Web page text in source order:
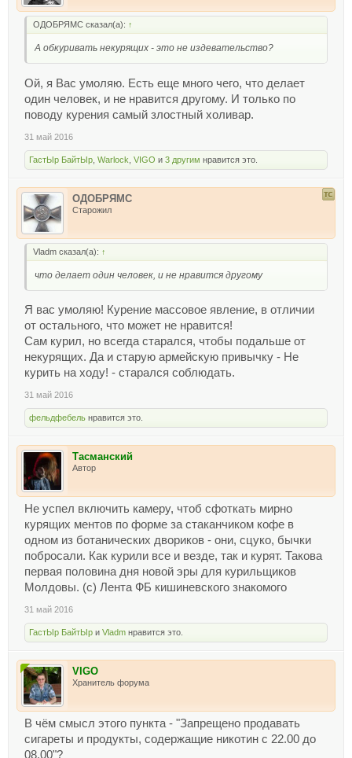
ОДОБРЯМС сказал(а): ↑
А обкуривать некурящих - это не издевательство?
Ой, я Вас умоляю. Есть еще много чего, что делает
один человек, и не нравится другому. И только по
поводу курения самый злостный холивар.
31 май 2016
ГастЫр БайтЫр Warlock VIGO и 3 другим нравится это.
ОДОБРЯМС
Старожил
Vladm сказал(а): ↑
что делает один человек, и не нравится другому
Я вас умоляю! Курение массовое явление, в отличии
от остального, что может не нравится!
Сам курил, но всегда старался, чтобы подальше от
некурящих. Да и старую армейскую привычку - Не
курить на ходу! - старался соблюдать.
31 май 2016
фельдфебель нравится это.
Тасманский
Автор
Не успел включить камеру, чтоб сфоткать мирно
курящих ментов по форме за стаканчиком кофе в
одном из ботанических двориков - они, сцуко, бычки
побросали. Как курили все и везде, так и курят. Такова
первая половина дня новой эры для курильщиков
Молдовы. (с) Лента ФБ кишиневского знакомого
31 май 2016
ГастЫр БайтЫр и Vladm нравится это.
VIGO
Хранитель форума
В чём смысл этого пункта - "Запрещено продавать
сигареты и продукты, содержащие никотин с 22.00 до
08.00"?